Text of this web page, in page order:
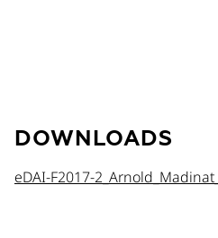
DOWNLOADS
eDAI-F2017-